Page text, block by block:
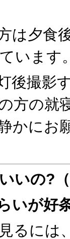
は夕食
います
後撮影
方の就
かにお
いの?
いが好
るには